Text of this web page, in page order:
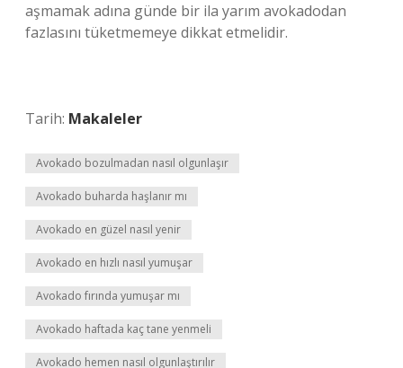
aşmamak adına günde bir ila yarım avokadodan
fazlasını tüketmemeye dikkat etmelidir.
Tarih: Makaleler
Avokado bozulmadan nasıl olgunlaşır
Avokado buharda haşlanır mı
Avokado en güzel nasıl yenir
Avokado en hızlı nasıl yumuşar
Avokado fırında yumuşar mı
Avokado haftada kaç tane yenmeli
Avokado hemen nasıl olgunlaştırılır